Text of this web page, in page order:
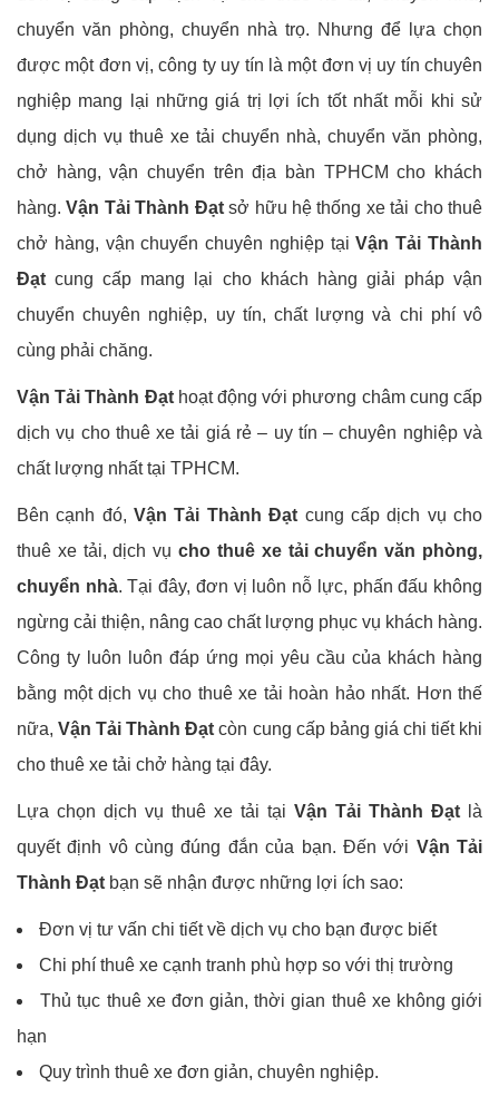
chuyển văn phòng, chuyển nhà trọ. Nhưng để lựa chọn
được một đơn vị, công ty uy tín là một đơn vị uy tín chuyên
nghiệp mang lại những giá trị lợi ích tốt nhất mỗi khi sử
dụng dịch vụ thuê xe tải chuyển nhà, chuyển văn phòng,
chở hàng, vận chuyển trên địa bàn TPHCM cho khách
hàng.Vận Tải Thành Đạtsở hữu hệ thống xe tải cho thuê
chở hàng, vận chuyển chuyên nghiệp tạiVận Tải Thành
Đạt cung cấp mang lại cho khách hàng giải pháp vận
chuyển chuyên nghiệp, uy tín, chất lượng và chi phí vô
cùng phải chăng.
Vận Tải Thành Đạthoạt động với phương châm cung cấp
dịch vụ cho thuê xe tải giá rẻ – uy tín – chuyên nghiệp và
chất lượng nhất tại TPHCM.
Bên cạnh đó,Vận Tải Thành Đạt cung cấp dịch vụ cho
thuê xe tải, dịch vụcho thuê xe tải chuyển văn phòng,
chuyển nhà. Tại đây, đơn vị luôn nỗ lực, phấn đấu không
ngừng cải thiện, nâng cao chất lượng phục vụ khách hàng.
Công ty luôn luôn đáp ứng mọi yêu cầu của khách hàng
bằng một dịch vụ cho thuê xe tải hoàn hảo nhất. Hơn thế
nữa,Vận Tải Thành Đạt còn cung cấp bảng giá chi tiết khi
cho thuê xe tải chở hàng tại đây.
Lựa chọn dịch vụ thuê xe tải tại Vận Tải Thành Đạt là
quyết định vô cùng đúng đắn của bạn. Đến với Vận Tải
Thành Đạt bạn sẽ nhận được những lợi ích sao:
Đơn vị tư vấn chi tiết về dịch vụ cho bạn được biết
Chi phí thuê xe cạnh tranh phù hợp so với thị trường
Thủ tục thuê xe đơn giản, thời gian thuê xe không giới
hạn
Quy trình thuê xe đơn giản, chuyên nghiệp.